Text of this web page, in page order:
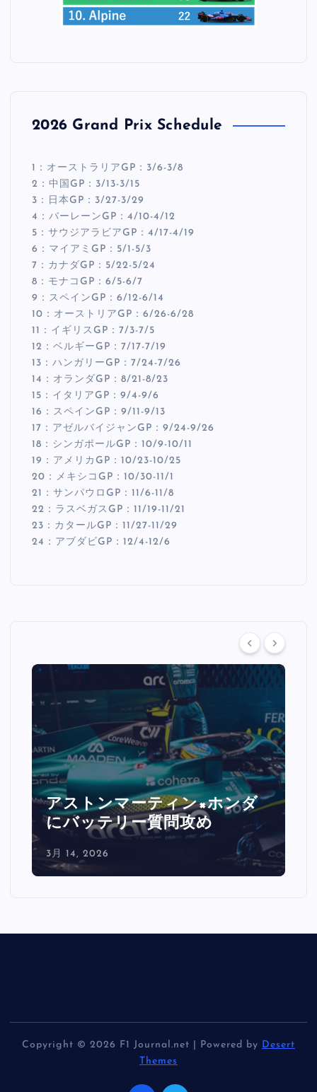
2026 Grand Prix Schedule
1：オーストラリアGP：3/6-3/8
2：中国GP：3/13-3/15
3：日本GP：3/27-3/29
4：バーレーンGP：4/10-4/12
5：サウジアラビアGP：4/17-4/19
6：マイアミGP：5/1-5/3
7：カナダGP：5/22-5/24
8：モナコGP：6/5-6/7
9：スペインGP：6/12-6/14
10：オーストリアGP：6/26-6/28
11：イギリスGP：7/3-7/5
12：ベルギーGP：7/17-7/19
13：ハンガリーGP：7/24-7/26
14：オランダGP：8/21-8/23
15：イタリアGP：9/4-9/6
16：スペインGP：9/11-9/13
17：アゼルバイジャンGP：9/24-9/26
18：シンガポールGP：10/9-10/11
19：アメリカGP：10/23-10/25
20：メキシコGP：10/30-11/1
21：サンパウロGP：11/6-11/8
22：ラスベガスGP：11/19-11/21
23：カタールGP：11/27-11/29
24：アブダビGP：12/4-12/6
ルクレール激怒「バックスト
レートで0.5秒消えた」
3月 14, 2026
Copyright © 2026 F1 Journal.net | Powered by Desert
Themes